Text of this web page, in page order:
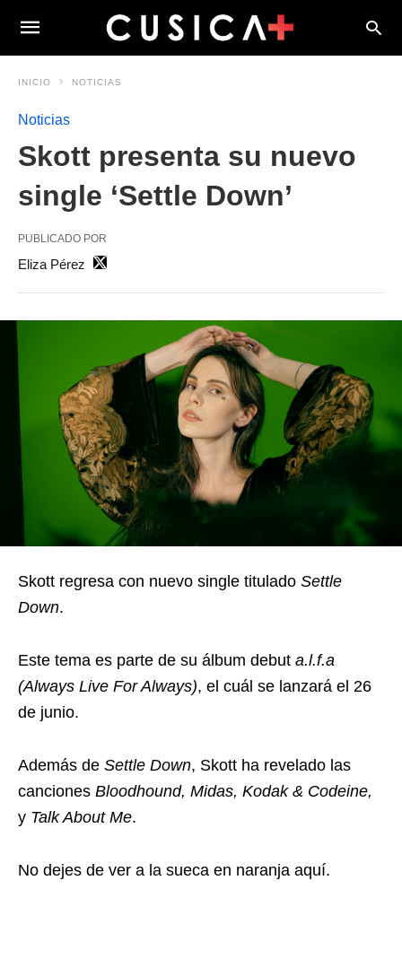
INICIO NOTICIAS
Noticias
Skott presenta su nuevo
single ‘Settle Down’
PUBLICADO POR
Eliza Pérez
Skott regresa con nuevo single titulado Settle
Down.
Este tema es parte de su álbum debut a.l.f.a
(Always Live For Always), el cuál se lanzará el 26
de junio.
Además de Settle Down, Skott ha revelado las
canciones Bloodhound, Midas, Kodak & Codeine,
y Talk About Me.
No dejes de ver a la sueca en naranja aquí.